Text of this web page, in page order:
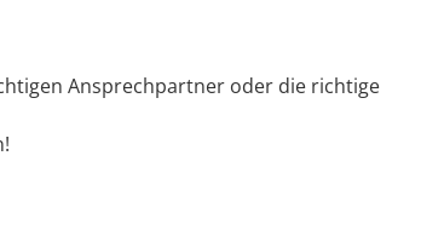
Ansprechpartner oder die richtige